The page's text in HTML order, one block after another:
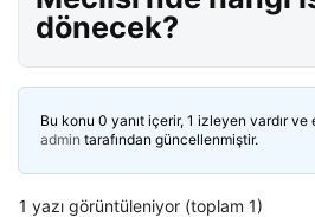
dönecek?
Bu konu 0 yanıt içerir, 1 izleyen vardır ve
admin tarafından güncellenmiştir.
1 yazı görüntüleniyor (toplam 1)